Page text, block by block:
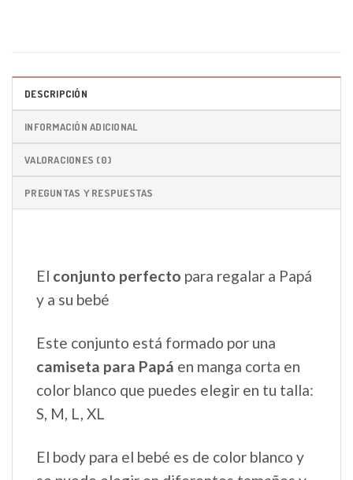
DESCRIPCIÓN
INFORMACIÓN ADICIONAL
VALORACIONES (0)
PREGUNTAS Y RESPUESTAS
El conjunto perfecto para regalar a Papá
y a su bebé
Este conjunto está formado por una
camiseta para Papá en manga corta en
color blanco que puedes elegir en tu talla:
S, M, L, XL
El body para el bebé es de color blanco y